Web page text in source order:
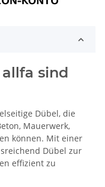
sind
Dübel, die
Mauerwerk,
können. Mit einer
Dübel zur
effizient zu